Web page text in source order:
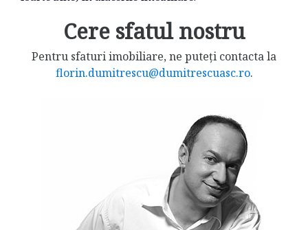
Cere sfatul nostru
Pentru sfaturi imobiliare, ne puteți contacta la
florin.dumitrescu@dumitrescuasc.ro.